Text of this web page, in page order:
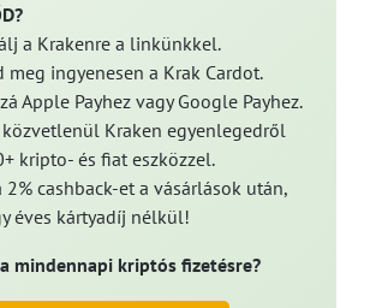
a Krakenre a linkünkkel.
meg ingyenesen a Krak Cardot.
Apple Payhez vagy Google Payhez.
Kraken egyenlegedről
kripto- és fiat eszközzel.
2% cashback-et a vásárlások után,
éves kártyadíj nélkül!
mindennapi kriptós fizetésre?